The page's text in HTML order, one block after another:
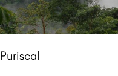
Puriscal